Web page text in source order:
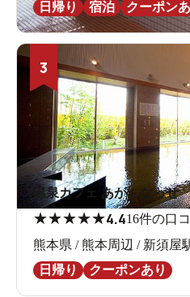
日帰り
宿泊 クーポン
3
温泉カフェ あがんなっせ
★★★★★4.416件の口
熊本県 / 熊本周辺 / 新須屋
日帰り
クーポンあり